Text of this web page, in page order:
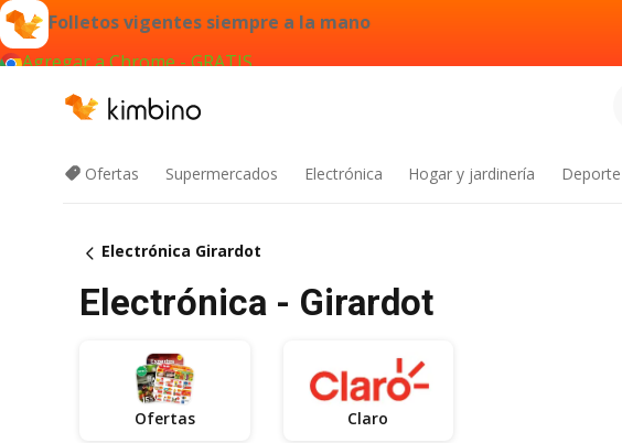
Folletos vigentes siempre a la mano
Agregar a Chrome - GRATIS
Ofertas Supermercados Electrónica Hogar y jardinería
Electrónica Girardot
Electrónica - Girardot
Ofertas Claro